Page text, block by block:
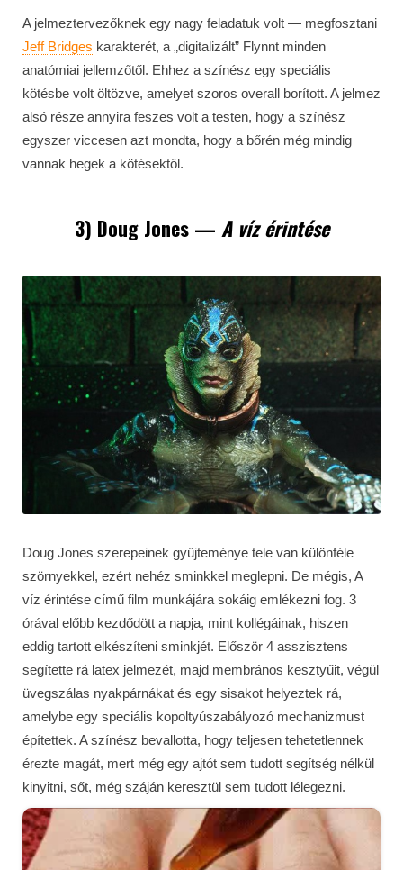
A jelmeztervezőknek egy nagy feladatuk volt — megfosztani
Jeff Bridges karakterét, a „digitalizált” Flynnt minden
anatómiai jellemzőtől. Ehhez a színész egy speciális
kötésbe volt öltözve, amelyet szoros overall borított. A jelmez
alsó része annyira feszes volt a testen, hogy a színész
egyszer viccesen azt mondta, hogy a bőrén még mindig
vannak hegek a kötésektől.
3) Doug Jones— A vízérintése
Doug Jones szerepeinek gyűjteménye tele van különféle
szörnyekkel, ezért nehéz sminkkel meglepni. De mégis, A
víz érintése című film munkájára sokáig emlékezni fog. 3
órával előbb kezdődött a napja, mint kollégáinak, hiszen
eddig tartott elkészíteni sminkjét. Először 4 asszisztens
segítette rá latex jelmezét, majd membrános kesztyűit, végül
üvegszálas nyakpárnákat és egy sisakot helyeztek rá,
amelybe egy speciális kopoltyúszabályozó mechanizmust
építettek. A színész bevallotta, hogy teljesen tehetetlennek
érezte magát, mert még egy ajtót sem tudott segítség nélkül
kinyitni, sőt, még száján keresztül sem tudott lélegezni.